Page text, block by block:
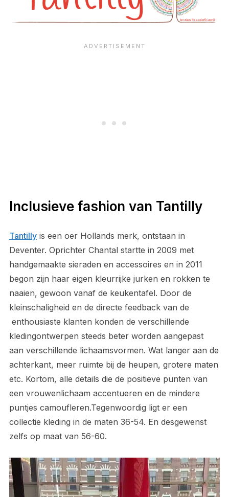
Inclusieve fashion van Tantilly
Tantillyis een oer Hollands merk, ontstaan in
Deventer. Oprichter Chantal startte in 2009 met
handgemaakte sieraden en accessoires en in 2011
begon zijn haar eigen kleurrijke jurken en rokken te
naaien, gewoon vanaf de keukentafel. Door de
kleinschaligheid en de directe feedback van de
enthousiaste klanten konden de verschillende
kledingontwerpen steeds beter worden aangepast
aan verschillende lichaamsvormen. Wat langer aan de
achterkant, meer ruimte bij de heupen, grotere maten
etc. Kortom, alle details die de positieve punten van
een vrouwenlichaam accentueren en de mindere
puntjes camoufleren.Tegenwoordig ligt er een
collectie kleding in de maten 36-54. En desgewenst
zelfs op maat van 56-60.